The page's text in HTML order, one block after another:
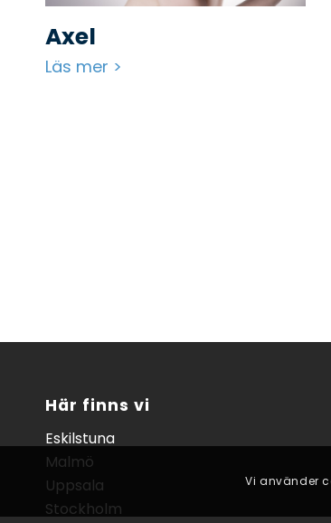
Axel
Läs mer >
Här finns vi
Eskilstuna
Malmö
Uppsala
Stockholm
Vi använder